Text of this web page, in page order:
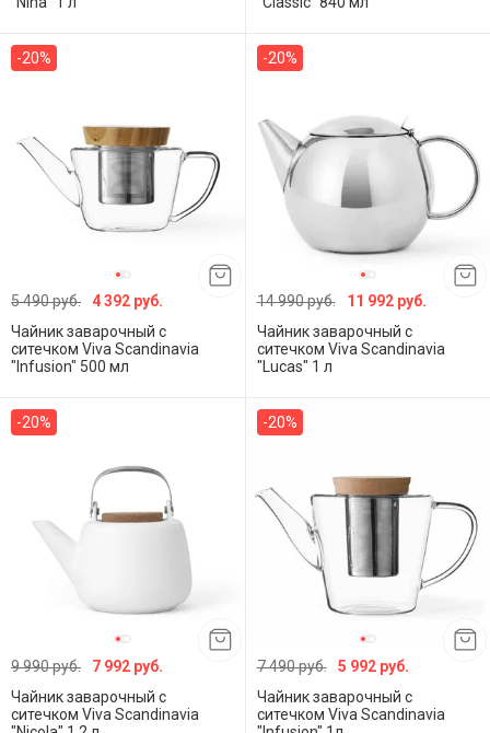
-20%
5 490 руб.
4 392 руб.
Чайник заварочный с
ситечком Viva Scandinavia
"Infusion" 500 мл
-20%
14 990 руб.
11 992 руб.
Чайник заварочный с
ситечком Viva Scandinavia
"Lucas" 1 л
-20%
9 990 руб.
7 992 руб.
Чайник заварочный с
ситечком Viva Scandinavia
-20%
7 490 руб.
5 992 руб.
Чайник заварочный с
ситечком Viva Scandinavia